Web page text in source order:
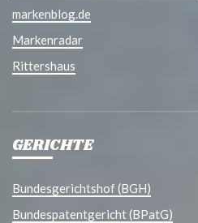
markenblog.de
Markenradar
Rittershaus
GERICHTE
Bundesgerichtshof (BGH)
Bundespatentgericht (BPatG)